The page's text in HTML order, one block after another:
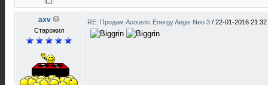
axv
Старожил
RE: Продам Acoustic Energy Aegis Neo 3 / 22-01-2016 21:32